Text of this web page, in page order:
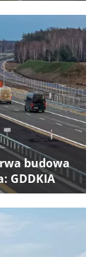
budowa
GDDKIA